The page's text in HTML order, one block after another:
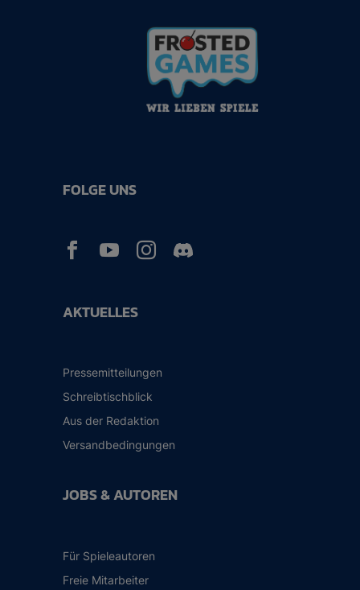
AKTUELLES
Pressemitteilungen
Schreibtischblick
Aus der Redaktion
Versandbedingungen
JOBS & AUTOREN
Für Spieleautoren
Freie Mitarbeiter
FOLGE UNS
  